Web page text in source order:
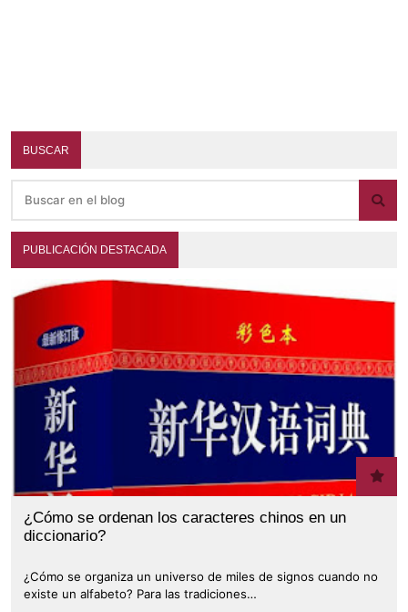
BUSCAR
PUBLICACIÓN DESTACADA
¿Cómo se ordenan los caracteres chinos en un
diccionario?
¿Cómo se organiza un universo de miles de signos cuando no
existe un alfabeto? Para las tradiciones…